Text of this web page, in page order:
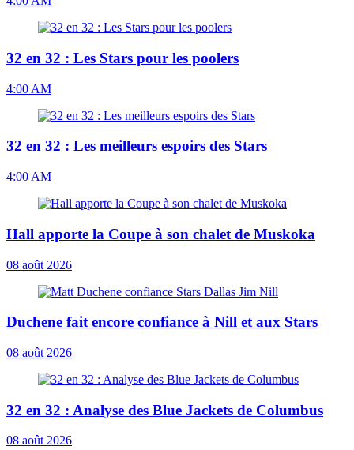
32 en 32 : Les Stars pour les poolers
4:00 AM
32 en 32 : Les meilleurs espoirs des Stars
4:00 AM
Hall apporte la Coupe à son chalet de Muskoka
08 août 2026
Duchene fait encore confiance à Nill et aux Stars
08 août 2026
32 en 32 : Analyse des Blue Jackets de Columbus
08 août 2026